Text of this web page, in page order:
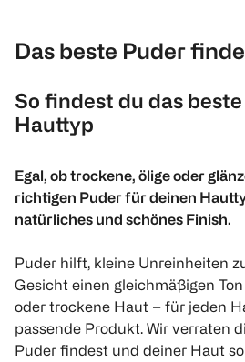
Das beste Puder
So findest du das
Hauttyp
Egal, ob trockene, ölige oder
richtigen Puder für deinen
natürliches und schönes Finish.
Puder hilft, kleine Unreinheiten
Gesicht einen gleichmäßigen
oder trockene Haut – für jeden
passende Produkt. Wir verraten
Puder findest und deiner Haut